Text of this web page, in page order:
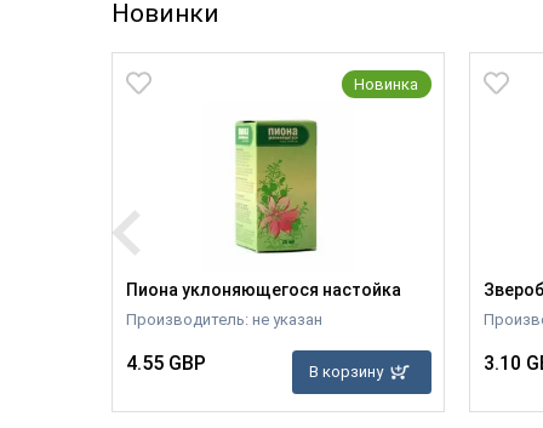
Новинки
Новинка
Пиона уклоняющегося настойка
Производитель: не указан
4.55 GBP В корзину 3.10